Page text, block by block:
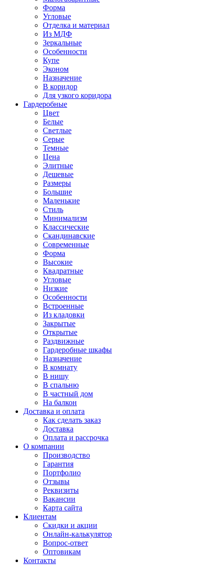
Форма
Угловые
Отделка и материал
Из МДФ
Зеркальные
Особенности
Купе
Эконом
Назначение
В коридор
Для узкого коридора
Гардеробные
Цвет
Белые
Светлые
Серые
Темные
Цена
Элитные
Дешевые
Размеры
Большие
Маленькие
Стиль
Минимализм
Классические
Скандинавские
Современные
Форма
Высокие
Квадратные
Угловые
Низкие
Особенности
Встроенные
Из кладовки
Закрытые
Открытые
Раздвижные
Гардеробные шкафы
Назначение
В комнату
В нишу
В спальню
В частный дом
На балкон
Доставка и оплата
Как сделать заказ
Доставка
Оплата и рассрочка
О компании
Производство
Гарантия
Портфолио
Отзывы
Реквизиты
Вакансии
Карта сайта
Клиентам
Скидки и акции
Онлайн-калькулятор
Вопрос-ответ
Оптовикам
Контакты